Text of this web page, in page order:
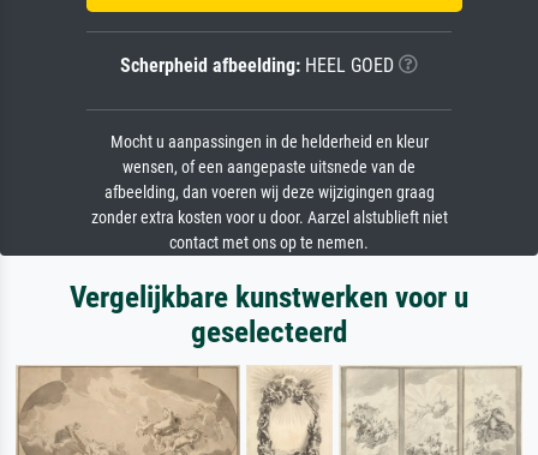
Scherpheid afbeelding: HEEL GOED
Mocht u aanpassingen in de helderheid en kleur
wensen, of een aangepaste uitsnede van de
afbeelding, dan voeren wij deze wijzigingen graag
zonder extra kosten voor u door. Aarzel alstublieft niet
contact met ons op te nemen.
Vergelijkbare kunstwerken voor u
geselecteerd